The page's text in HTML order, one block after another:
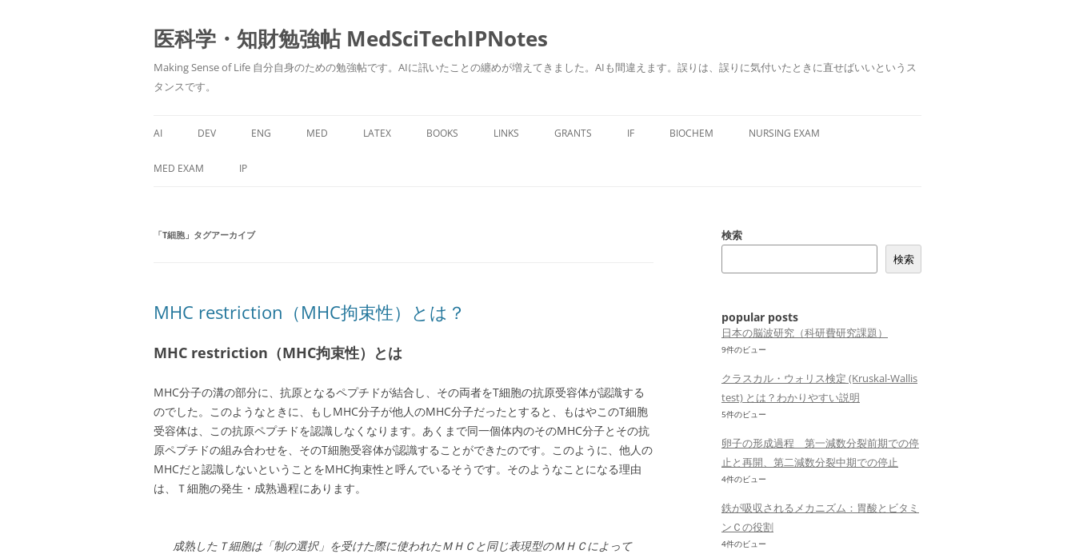
医科学・知財勉強帖 MedSciTechIPNotes
Making Sense of Life 自分自身のための勉強帖です。AIに訊いたことの纏めが増えてきました。AIも間違えます。誤りは、誤りに気付いたときに直せばいいというス
タンスです。
AI DEV ENG MED LATEX BOOKS LINKS GRANTS IF BIOCHEM NURSING EXAM
MED EXAM IP
「T細胞 」タグアーカイブ
MHC restriction（MHC拘束性）とは？
MHC restriction（MHC拘束性）とは
MHC分子の溝の部分に、抗原となるペプチドが結合し、その両者をT細胞の抗原受容体が認識する
のでした。このようなときに、もしMHC分子が他人のMHC分子だったとすると、もはやこのT細胞
受容体は、この抗原ペプチドを認識しなくなります。あくまで同一個体内のそのMHC分子とその抗
原ペプチドの組み合わせを、そのT細胞受容体が認識することができたのです。このように、他人の
MHCだと認識しないということをMHC拘束性と呼んでいるそうです。そのようなことになる理由
は、Ｔ細胞の発生・成熟過程にあります。
成熟したＴ細胞は「制の選択」を受けた際に使われたＭＨＣと同じ表現型のＭＨＣによって
検索
検索
popular posts
日本の脳波研究（科研費研究課題）
9件のビュー
クラスカル・ウォリス検定 (Kruskal-Wallis
test) とは？わかりやすい説明
5件のビュー
卵子の形成過程 第一減数分裂前期での停
止と再開、第二減数分裂中期での停止
4件のビュー
鉄が吸収されるメカニズム：胃酸とビタミ
ンＣの役割
4件のビュー